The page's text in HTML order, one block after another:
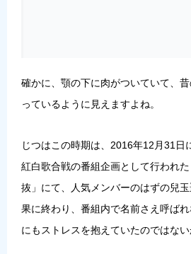
確かに、顎の下に肉がついていて、
っているように見えますよね。
じつはこの時期は、2016年12月31日
紅白歌合戦の番組企画として行われ
抜」にて、人気メンバーのはずの兒
果に終わり、番組内で名前さえ呼ば
にもストレスを抱えていたのではない